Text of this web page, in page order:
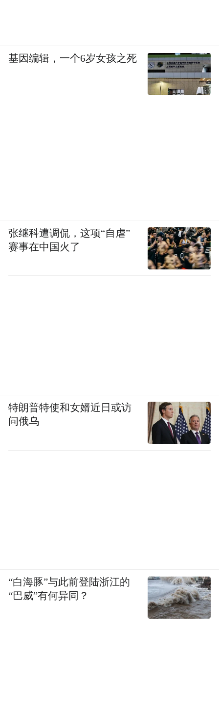
基因编辑，一个6岁女孩之死
张继科遭调侃，这项“自虐”
赛事在中国火了
特朗普特使和女婿近日或访
问俄乌
“白海豚”与此前登陆浙江的
“巴威”有何异同？